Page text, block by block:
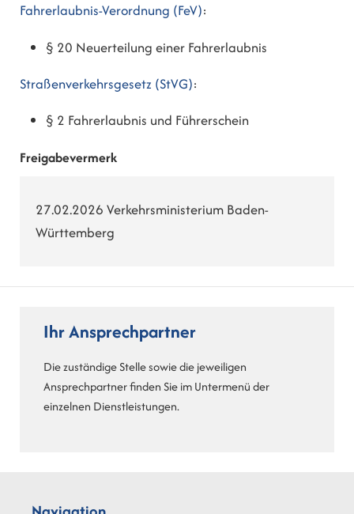
Fahrerlaubnis-Verordnung (FeV):
§ 20 Neuerteilung einer Fahrerlaubnis
Straßenverkehrsgesetz (StVG):
§ 2 Fahrerlaubnis und Führerschein
Freigabevermerk
27.02.2026 Verkehrsministerium Baden-
Württemberg
Ihr Ansprechpartner
Die zuständige Stelle sowie die jeweiligen
Ansprechpartner finden Sie im Untermenü der
einzelnen Dienstleistungen.